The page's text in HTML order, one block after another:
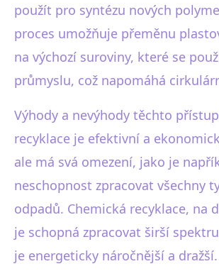
použít pro syntézu nových
proces umožňuje přeměnu
na výchozí suroviny, které se
průmyslu, což napomáhá
Výhody a nevýhody těchto
recyklace je efektivní a
ale má svá omezení, jako je
neschopnost zpracovat všechny
odpadů. Chemická recyklace, na
je schopná zpracovat širší
je energeticky náročnější a dražší.